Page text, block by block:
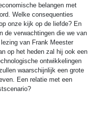
belangen met
Welke consequenties
onze kijk op de liefde? En
de verwachtingen die we van
van Frank Meester
op het heden zal hij ook een
ontwikkelingen
waarschijnlijk een grote
Een relatie met een